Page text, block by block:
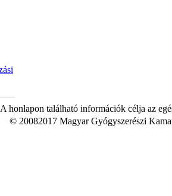
A honlapon található információk célja az
© 20082017 Magyar Gyógyszerészi